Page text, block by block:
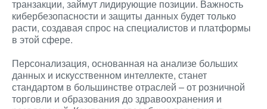
транзакции, займут лидирующие позиции. Важность
кибербезопасности и защиты данных будет только
расти, создавая спрос на специалистов и платформы
в этой сфере.
Персонализация, основанная на анализе больших
данных и искусственном интеллекте, станет
стандартом в большинстве отраслей – от розничной
торговли и образования до здравоохранения и